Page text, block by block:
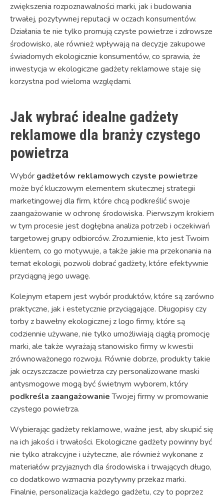
zwiększenia rozpoznawalności marki, jak i budowania
trwałej, pozytywnej reputacji w oczach konsumentów.
Działania te nie tylko promują czyste powietrze i zdrowsze
środowisko, ale również wpływają na decyzje zakupowe
świadomych ekologicznie konsumentów, co sprawia, że
inwestycja w ekologiczne gadżety reklamowe staje się
korzystna pod wieloma względami.
Jak wybrać idealne gadżety
reklamowe dla branży czystego
powietrza
Wybór gadżetów reklamowych czyste powietrze
może być kluczowym elementem skutecznej strategii
marketingowej dla firm, które chcą podkreślić swoje
zaangażowanie w ochronę środowiska. Pierwszym krokiem
w tym procesie jest dogłębna analiza potrzeb i oczekiwań
targetowej grupy odbiorców. Zrozumienie, kto jest Twoim
klientem, co go motywuje, a także jakie ma przekonania na
temat ekologii, pozwoli dobrać gadżety, które efektywnie
przyciągną jego uwagę.
Kolejnym etapem jest wybór produktów, które są zarówno
praktyczne, jak i estetycznie przyciągające. Długopisy czy
torby z bawełny ekologicznej z logo firmy, które są
codziennie używane, nie tylko umożliwiają ciągłą promocję
marki, ale także wyrażają stanowisko firmy w kwestii
zrównoważonego rozwoju. Równie dobrze, produkty takie
jak oczyszczacze powietrza czy personalizowane maski
antysmogowe mogą być świetnym wyborem, który
podkreśla zaangażowanieTwojej firmy w promowanie
czystego powietrza.
Wybierając gadżety reklamowe, ważne jest, aby skupić się
na ich jakości i trwałości. Ekologiczne gadżety powinny być
nie tylko atrakcyjne i użyteczne, ale również wykonane z
materiałów przyjaznych dla środowiska i trwających długo,
co dodatkowo wzmacnia pozytywny przekaz marki.
Finalnie, personalizacja każdego gadżetu, czy to poprzez